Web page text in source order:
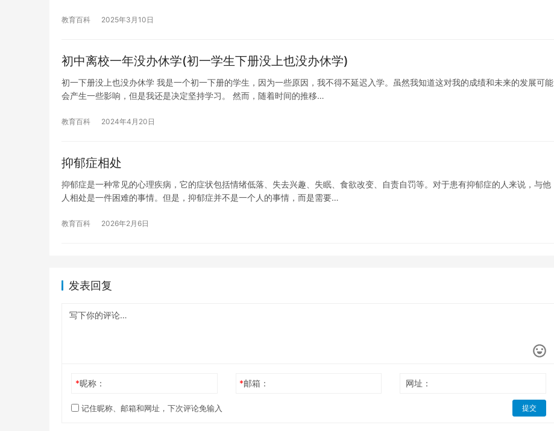
教育百科 2025年3月10日
初中离校一年没办休学(初一学生下册没上也没办休学)
初一下册没上也没办休学 我是一个初一下册的学生，因为一些原因，我不得不延迟入学。虽然我知道这对我的成绩和未来的发展可能
会产生一些影响，但是我还是决定坚持学习。 然而，随着时间的推移…
教育百科 2024年4月20日
抑郁症相处
抑郁症是一种常见的心理疾病，它的症状包括情绪低落、失去兴趣、失眠、食欲改变、自责自罚等。对于患有抑郁症的人来说，与他
人相处是一件困难的事情。但是，抑郁症并不是一个人的事情，而是需要…
教育百科 2026年2月6日
发表回复
*昵称： *邮箱： 网址：
记住昵称、邮箱和网址，下次评论免输入 提交